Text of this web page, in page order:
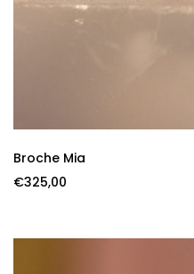
Broche Mia
€325,00